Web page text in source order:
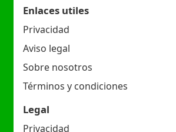
Enlaces utiles
Privacidad
Aviso legal
Sobre nosotros
Términos y condiciones
Legal
Privacidad